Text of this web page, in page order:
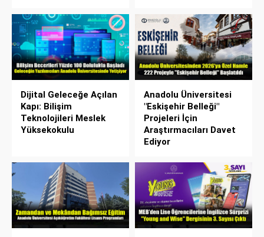
Dijital Geleceğe Açılan
Kapı: Bilişim
Teknolojileri Meslek
Yüksekokulu
Anadolu Üniversitesi
"Eskişehir Belleği"
Projeleri İçin
Araştırmacıları Davet
Ediyor